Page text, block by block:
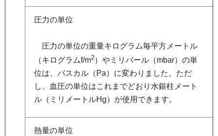
圧力の単位
圧力の単位の重量キログラム毎平方メートル
（キログラムf/m2）やミリバール（mbar）の単
位は、パスカル（Pa）に変わりました。ただ
し、血圧の単位はこれまでどおり水銀柱メート
ル（ミリメートルHg）が使用できます。
熱量の単位